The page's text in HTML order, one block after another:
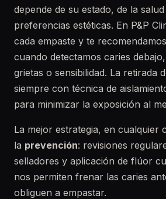
depende de su estado, de la
preferencias estéticas. En P&P
cada empaste y te
cuando detectamos caries
grietas o sensibilidad. La retirada
siempre con técnica de
para minimizar la exposición al
La mejor estrategia, en cualquier
la prevención: revisiones
selladores y aplicación de flúor
nos permiten frenar las caries
obliguen a empastar.